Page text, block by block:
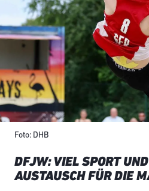
Foto: DHB
DFJW: VIEL SPORT
AUSTAUSCH FÜR DIE